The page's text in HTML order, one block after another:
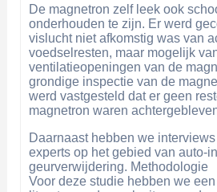
De magnetron zelf leek ook
onderhouden te zijn. Er werd
vislucht niet afkomstig was van
voedselresten, maar mogelijk
ventilatieopeningen van de
grondige inspectie van de
werd vastgesteld dat er geen
magnetron waren
Daarnaast hebben we
experts op het gebied van auto-
geurverwijdering. Methodologie
Voor deze studie hebben we